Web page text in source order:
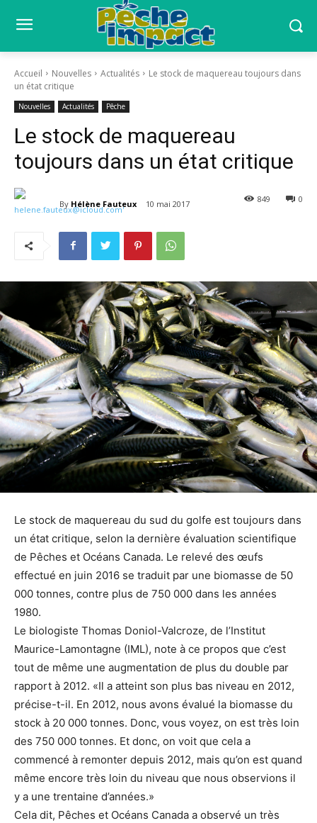
Accueil Nouvelles Actualités
Le stock de maquereau toujours dans
un état critique
Nouvelles Actualités Pêche
Le stock de maquereau
toujours dans un état critique
By Hélène Fauteux 10 mai 2017 0
849
Le stock de maquereau du sud du golfe est toujours dans
un état critique, selon la dernière évaluation scientifique
de Pêches et Océans Canada. Le relevé des œufs
effectué en juin 2016 se traduit par une biomasse de 50
000 tonnes, contre plus de 750 000 dans les années
1980.
Le biologiste Thomas Doniol-Valcroze, de l’Institut
Maurice-Lamontagne (IML), note à ce propos que c’est
tout de même une augmentation de plus du double par
rapport à 2012. «Il a atteint son plus bas niveau en 2012,
précise-t-il. En 2012, nous avons évalué la biomasse du
stock à 20 000 tonnes. Donc, vous voyez, on est très loin
des 750 000 tonnes. Et donc, on voit que cela a
commencé à remonter depuis 2012, mais qu’on est quand
même encore très loin du niveau que nous observions il
y a une trentaine d’années.»
Cela dit, Pêches et Océans Canada a observé un très